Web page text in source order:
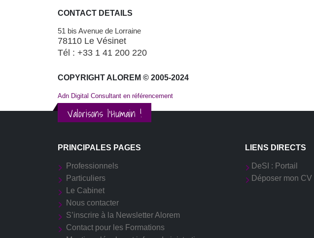
CONTACT DETAILS
51 bis Avenue de Lorraine
78110 Le Vésinet
Tél : +33 1 41 200 220
COPYRIGHT ALOREM © 2005-2024
Adn Digital Consultant en référencement
Valorisons l'Humain !
PRINCIPALES PAGES
Professionnels
Particuliers
Le Cabinet
Nous contacter
S’inscrire à la Newsletter Alorem
Contact pour les Formations
LIENS DIRECTS
DeSI : Portail
Déposer mon CV